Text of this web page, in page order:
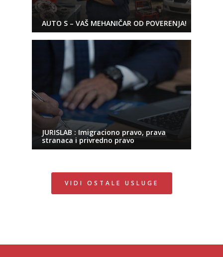
AUTO S – VAŠ MEHANIČAR OD POVERENJA!
JURISLAB : Imigraciono pravo, prava
stranaca i privredno pravo
VIDI OSTALE USLUGE